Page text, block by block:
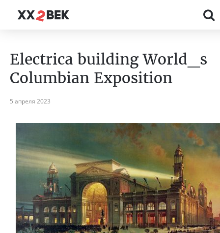
Electrica building World_s
Columbian Exposition
5 апреля 2023